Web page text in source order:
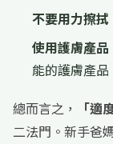
不要用力擦拭
使用護膚產品
能的護膚產
總而言之，
「適
二法門。新手爸